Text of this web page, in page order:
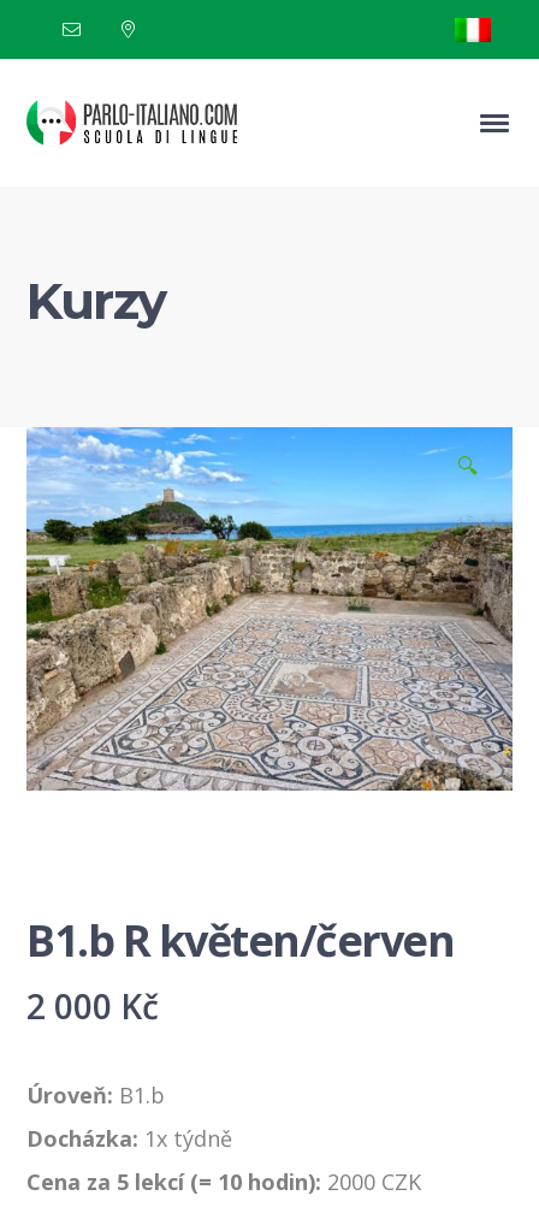
Kurzy
🔍
B1.b R květen/červen
2 000 Kč
Úroveň: B1.b
Docházka: 1x týdně
Cena za 5 lekcí (= 10 hodin): 2000 CZK